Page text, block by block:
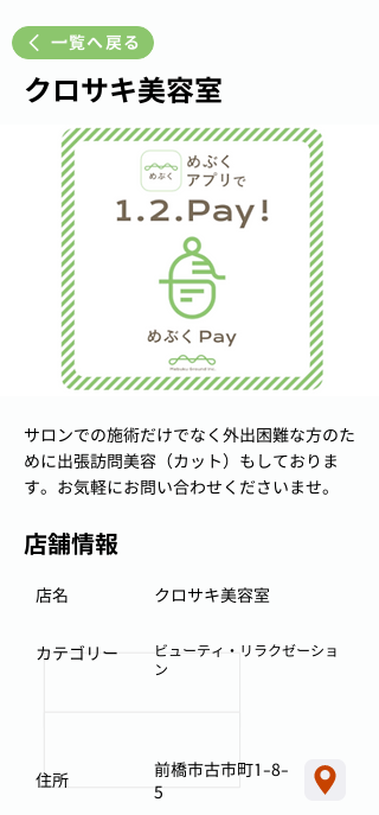
一覧へ戻る
クロサキ美容室
サロンでの施術だけでなく外出困難な方のた
めに出張訪問美容（カット）もしておりま
す。お気軽にお問い合わせくださいませ。
店舗情報
クロサキ美容室
店名
ビューティ・リラクゼーショ
ン
カテゴリー
前橋市古市町1-8-
5
住所